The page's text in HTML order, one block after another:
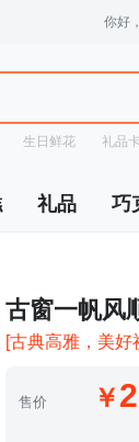
你好
生日鲜花 礼品卡
礼品 巧
古窗一帆风
[古典高雅，美好
售价